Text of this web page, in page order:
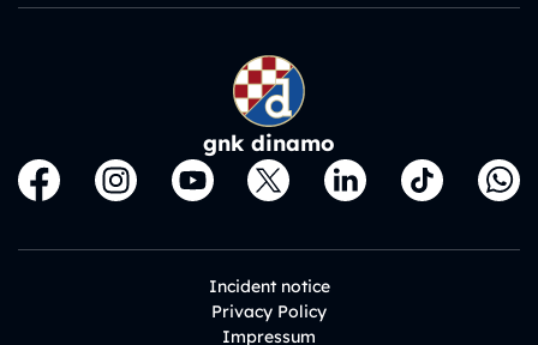
gnk dinamo
Incident notice
Privacy Policy
Impressum